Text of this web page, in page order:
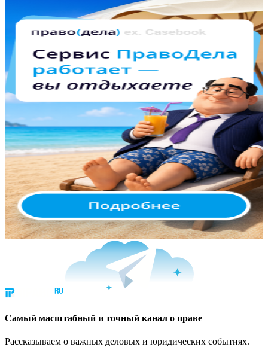
Cамый масштабный и точный канал о праве
Рассказываем о важных деловых и юридических событиях.